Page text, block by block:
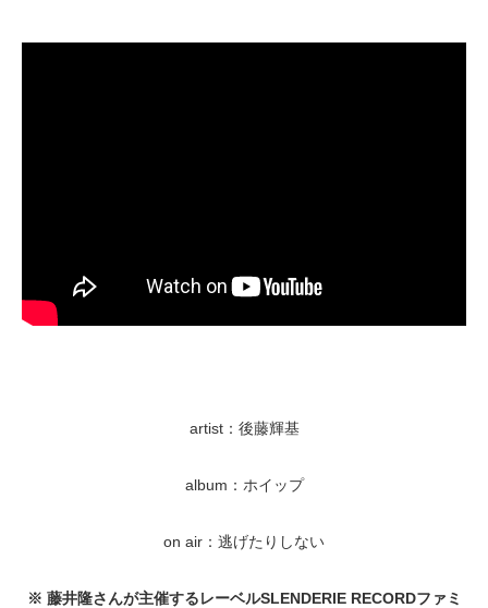
artist：後藤輝基
album：ホイップ
on air：逃げたりしない
※ 藤井隆さんが主催するレーベルSLENDERIE RECORDファミ